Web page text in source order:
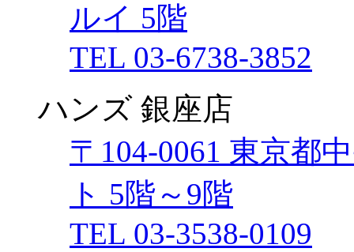
ルイ 5階
TEL 03-6738-3852
ハンズ 銀座店
〒104-0061 東京都
ト 5階～9階
TEL 03-3538-0109